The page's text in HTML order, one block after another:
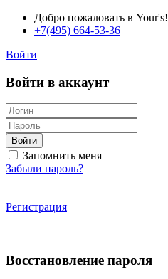
Добро пожаловать в Your's!
+7(495) 664-53-36
Войти
Войти в аккаунт
Войти
Запомнить меня
Забыли пароль?
Регистрация
Восстановление пароля